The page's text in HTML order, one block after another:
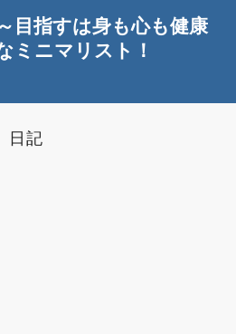
目指すは身も心も健康
ミニマリスト！
日記